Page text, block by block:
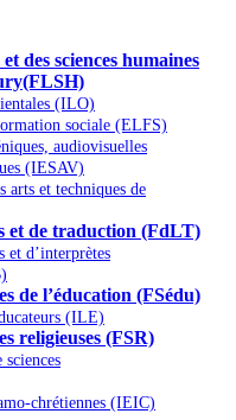
des sciences humaines
(ILO)
sociale (ELFS)
audiovisuelles
(IESAV)
arts et techniques de
et de traduction (FdLT)
et d’interprètes
de l’éducation (FSédu)
(ILE)
religieuses (FSR)
chrétiennes (IEIC)